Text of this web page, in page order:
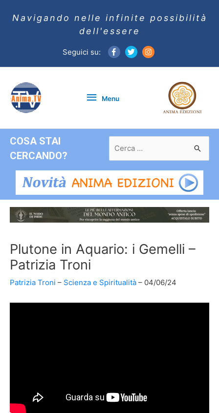
Navigando nelle infinite possibilità
dell'essere
Seguici su:
Menu
COSA STAI
CERCANDO?
per:
Plutone in Aquario: i Gemelli –
Patrizia Troni
Patrizia Troni Scienza e Spiritualità 04/06/24